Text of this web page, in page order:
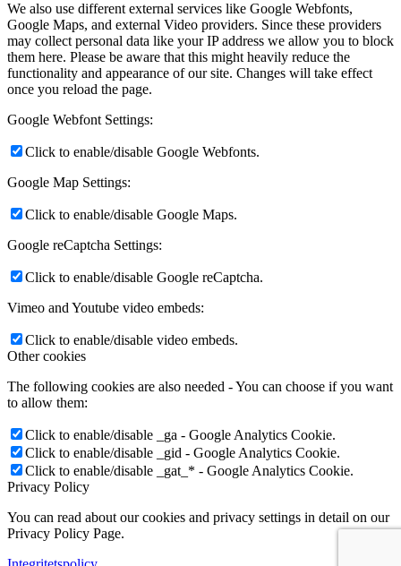
We also use different external services like Google Webfonts,
Google Maps, and external Video providers. Since these providers
may collect personal data like your IP address we allow you to block
them here. Please be aware that this might heavily reduce the
functionality and appearance of our site. Changes will take effect
once you reload the page.
Google Webfont Settings:
Click to enable/disable Google Webfonts.
Google Map Settings:
Click to enable/disable Google Maps.
Google reCaptcha Settings:
Click to enable/disable Google reCaptcha.
Vimeo and Youtube video embeds:
Click to enable/disable video embeds.
Other cookies
The following cookies are also needed - You can choose if you want
to allow them:
Click to enable/disable _ga - Google Analytics Cookie.
Click to enable/disable _gid - Google Analytics Cookie.
Click to enable/disable _gat_* - Google Analytics Cookie.
Privacy Policy
You can read about our cookies and privacy settings in detail on our
Privacy Policy Page.